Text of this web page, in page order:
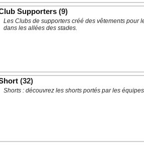
Supporters (9)
Les Clubs de supporters créé des vêtements pour
dans les allées des stades.
(32)
Shorts : découvrez les shorts portés par les